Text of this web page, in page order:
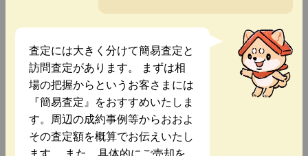
査定には大きく分けて簡易査定と
訪問査定があります。 まずは相
場の把握からというお客さまには
『簡易査定』をおすすめいたしま
す。周辺の成約事例等からおおよ
その査定額を概算でお伝えいたし
ます。 また、具体的にご売却を